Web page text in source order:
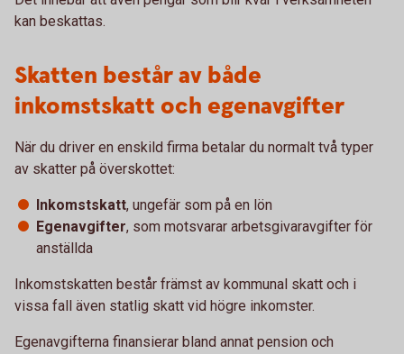
kan beskattas.
Skatten består av både
inkomstskatt och egenavgifter
När du driver en enskild firma betalar du normalt två typer
av skatter på överskottet:
Inkomstskatt, ungefär som på en lön
Egenavgifter, som motsvarar arbetsgivaravgifter för
anställda
Inkomstskatten består främst av kommunal skatt och i
vissa fall även statlig skatt vid högre inkomster.
Egenavgifterna finansierar bland annat pension och